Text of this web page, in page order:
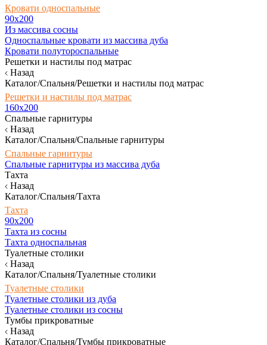
Кровати односпальные
90х200
Из массива сосны
Односпальные кровати из массива дуба
Кровати полутороспальные
Решетки и настилы под матрас
Назад
Каталог/Спальня/Решетки и настилы под матрас
Решетки и настилы под матрас
160х200
Спальные гарнитуры
Назад
Каталог/Спальня/Спальные гарнитуры
Спальные гарнитуры
Спальные гарнитуры из массива дуба
Тахта
Назад
Каталог/Спальня/Тахта
Тахта
90х200
Тахта из сосны
Тахта односпальная
Туалетные столики
Назад
Каталог/Спальня/Туалетные столики
Туалетные столики
Туалетные столики из дуба
Туалетные столики из сосны
Тумбы прикроватные
Назад
Каталог/Спальня/Тумбы прикроватные